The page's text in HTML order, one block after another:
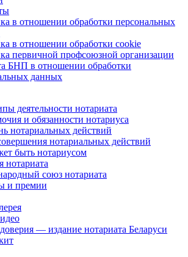
в отношении обработки персональных
в отношении обработки cookie
первичной профсоюзной организации
БНП в отношении обработки
данных
деятельности нотариата
и обязанности нотариуса
нотариальных действий
нотариальных действий
быть нотариусом
нотариата
союз нотариата
и премии
— издание нотариата Беларуси